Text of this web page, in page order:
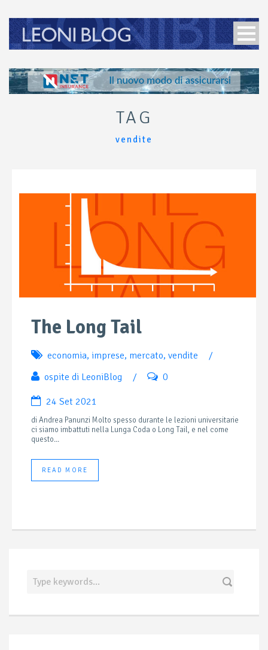
TAG
vendite
The Long Tail
economia, imprese, mercato, vendite
/
ospite di LeoniBlog
/ 0
24 Set 2021
di Andrea Panunzi Molto spesso durante le lezioni universitarie
ci siamo imbattuti nella Lunga Coda o Long Tail, e nel come
questo...
READ MORE